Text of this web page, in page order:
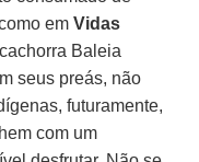
emVidas
Baleia
seus preás, não
futuramente,
com um